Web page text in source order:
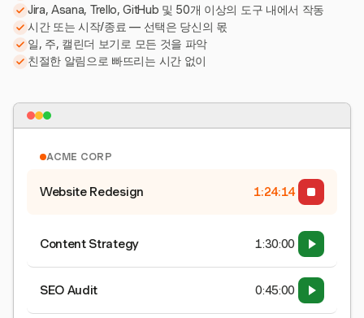
Jira, Asana, Trello, GitHub 및 50개 이상의 도구 내에서 작동
시간 또는 시작/종료 — 선택은 당신의 몫
일, 주, 캘린더 보기로 모든 것을 파악
친절한 알림으로 빠뜨리는 시간 없이
ACME CORP
Website Redesign 1:24:15
Content Strategy 1:30:00
SEO Audit 0:45:00